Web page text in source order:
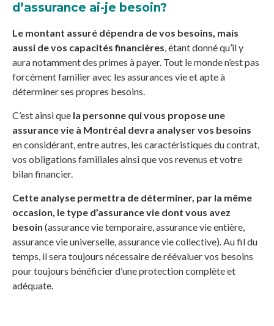
d’assurance ai-je besoin?
Le montant assuré dépendra de vos besoins, mais
aussi de vos capacités financières, étant donné qu’il y
aura notamment des primes à payer. Tout le monde n’est pas
forcément familier avec les assurances vie et apte à
déterminer ses propres besoins.
C’est ainsi que la personne qui vous propose une
assurance vie à Montréal devra analyser vos besoins
en considérant, entre autres, les caractéristiques du contrat,
vos obligations familiales ainsi que vos revenus et votre
bilan financier.
Cette analyse permettra de déterminer, par la même
occasion, le type d’assurance vie dont vous avez
besoin (assurance vie temporaire, assurance vie entière,
assurance vie universelle, assurance vie collective). Au fil du
temps, il sera toujours nécessaire de réévaluer vos besoins
pour toujours bénéficier d’une protection complète et
adéquate.